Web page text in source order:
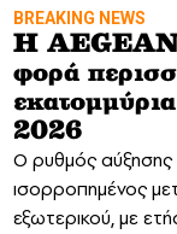
BREAKING NEWS
Η AEGEAN
φορά
2026
Ο ρυθμός
ισορροπημένος
εξωτερικού, με